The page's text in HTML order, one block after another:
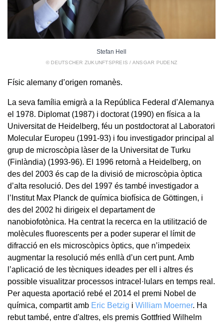
Stefan Hell
© DEUTSCHER ZUKUNFTSPREIS / ANSGAR PUDENZ
Físic alemany d’origen romanès.
La seva família emigrà a la República Federal d’Alemanya
el 1978. Diplomat (1987) i doctorat (1990) en física a la
Universitat de Heidelberg, féu un postdoctorat al Laboratori
Molecular Europeu (1991-93) i fou investigador principal al
grup de microscòpia làser de la Universitat de Turku
(Finlàndia) (1993-96). El 1996 retornà a Heidelberg, on
des del 2003 és cap de la divisió de microscòpia òptica
d’alta resolució. Des del 1997 és també investigador a
l’Institut Max Planck de química biofísica de Göttingen, i
des del 2002 hi dirigeix el departament de
nanobiofotònica. Ha centrat la recerca en la utilització de
molècules fluorescents per a poder superar el límit de
difracció en els microscòpics òptics, que n’impedeix
augmentar la resolució més enllà d’un cert punt. Amb
l’aplicació de les tècniques ideades per ell i altres és
possible visualitzar processos intracel·lulars en temps real.
Per aquesta aportació rebé el 2014 el premi Nobel de
química, compartit amb Eric Betzig i William Moerner. Ha
rebut també, entre d'altres, els premis Gottfried Wilhelm